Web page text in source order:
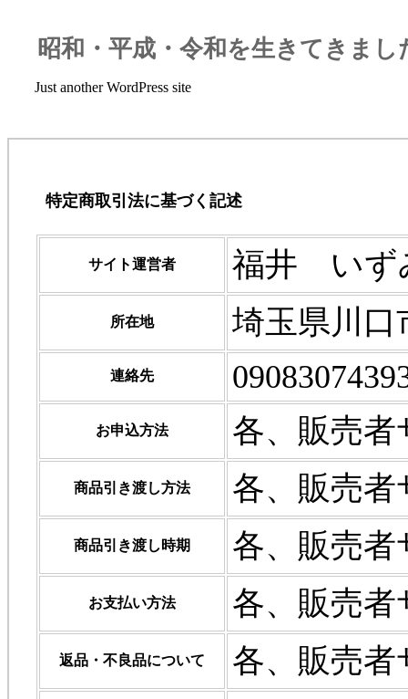
昭和・平成・令和を生きてきまし
Just another WordPress site
特定商取引法に基づく記述
サイト運営者 福井 いず
所在地 埼玉県川口
連絡先
お申込方法 各、販売
商品引き渡し方法 各、販売
商品引き渡し時期 各、販売
お支払い方法 各、販売
返品・不良品について 各、販売